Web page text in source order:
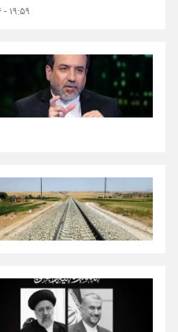
۱۹:۵۹ - ۱۴۰۳/۰۳/۰۶